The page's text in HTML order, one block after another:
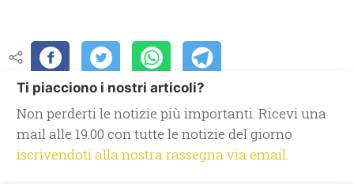
Ti piacciono i nostri articoli?
Non perderti le notizie più importanti. Ricevi una
mail alle 19.00 con tutte le notizie del giorno
iscrivendoti alla nostra rassegna via email.